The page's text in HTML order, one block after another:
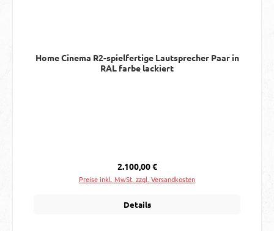
Home Cinema R2-spielfertige Lautsprecher Paar in
RAL farbe lackiert
Regulärer Preis:
2.100,00 €
Preise inkl. MwSt. zzgl. Versandkosten
Details